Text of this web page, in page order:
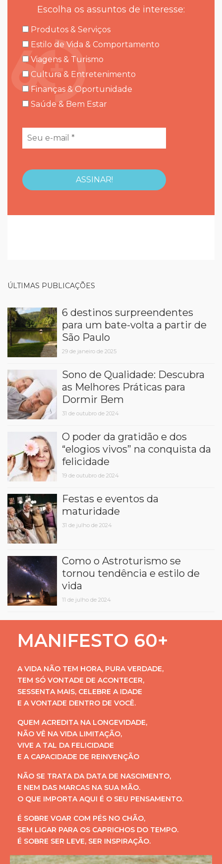
Escolha os assuntos de interesse:
Produtos & Serviços
Estilo de Vida & Comportamento
Viagens & Turismo
Cultura & Entretenimento
Finanças & Oportunidade
Saúde & Bem Estar
ÚLTIMAS PUBLICAÇÕES
6 destinos surpreendentes
para um bate-volta a partir de
São Paulo
29 de janeiro de 2025
Sono de Qualidade: Descubra
as Melhores Práticas para
Dormir Bem
31 de outubro de 2024
O poder da gratidão e dos
“elogios vivos” na conquista da
felicidade
19 de outubro de 2024
Festas e eventos da
maturidade
31 de julho de 2024
Como o Astroturismo se
tornou tendência e estilo de
vida
11 de julho de 2024
MANIFESTO 60+
A VIDA NÃO TEM HORA, PURA VERDADE,
TEM SÓ VONTADE DE ACONTECER,
SESSENTA MAIS, CELEBRE A IDADE
E A VONTADE DENTRO DE VOCÊ.
QUEM ACREDITA NA LONGEVIDADE,
NÃO VÊ NA VIDA LIMITAÇÃO,
VIVE A TAL DA FELICIDADE
E A CAPACIDADE DE REINVENÇÃO
NÃO SE TRATA DA DATA DE NASCIMENTO,
E NEM DAS MARCAS NA SUA MÃO.
O QUE IMPORTA AQUI É O SEU PENSAMENTO.
É SOBRE VOAR COM PÉS NO CHÃO,
SEM LIGAR PARA OS CAPRICHOS DO TEMPO.
É SOBRE SER LEVE, SER INSPIRAÇÃO.